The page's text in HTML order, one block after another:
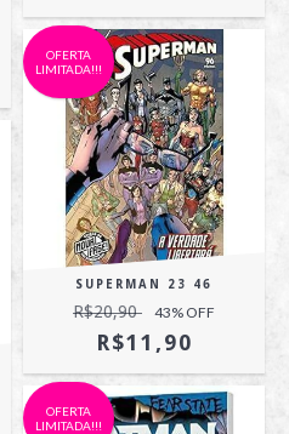
OFERTA
LIMITADA!!!
SUPERMAN 23 46
R$20,90 43% OFF
R$11,90
OFERTA
LIMITADA!!!